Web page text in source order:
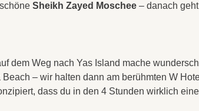
Sheikh Zayed Moschee – danach
dem Weg nach Yas Island mache
Beach – wir halten dann am berühmten W
dass du in den 4 Stunden wirklich